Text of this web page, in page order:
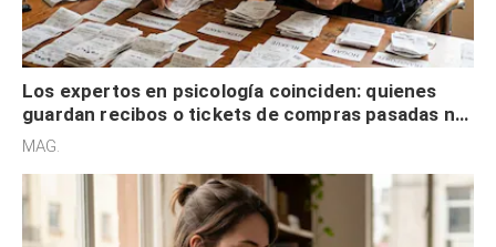
Los expertos en psicología coinciden: quienes
guardan recibos o tickets de compras pasadas no
son acumuladores, sino que tienen necesidad de
MAG.